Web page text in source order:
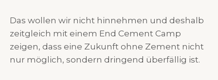
Das wollen wir nicht hinnehmen und deshalb
zeitgleich mit einem End Cement Camp
zeigen, dass eine Zukunft ohne Zement nicht
nur möglich, sondern dringend überfällig ist.